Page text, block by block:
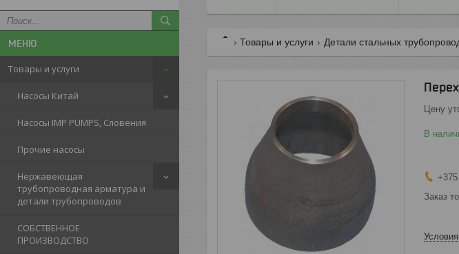
Товары и услуги
Насосы Китай
Насосы IMP PUMPS, Словения
Прочие насосы
Нержавеющая
трубопроводная арматура и
детали трубопроводов
СОБСТВЕННОЕ
ПРОИЗВОДСТВО
Товары и услуги Детали стальных
Цену
В
Заказ